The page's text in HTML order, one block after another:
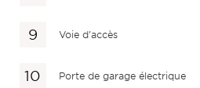
Voie d'accès
Porte de garage électrique